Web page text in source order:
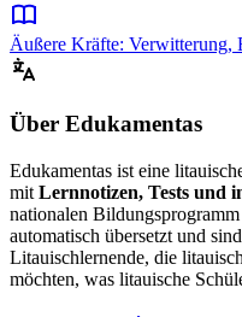
Äußere Kräfte: Verwitterung,
Über Edukamentas
Edukamentas ist eine
mit Lernnotizen, Tests und
nationalen
automatisch übersetzt und
Litauischlernende, die
möchten, was litauische